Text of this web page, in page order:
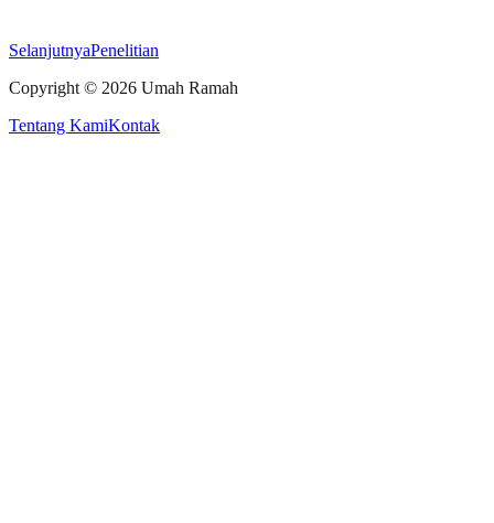
SelanjutnyaPenelitian
Copyright © 2026 Umah Ramah
Tentang KamiKontak